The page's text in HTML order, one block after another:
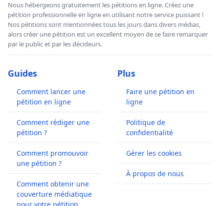
Nous hébergeons gratuitement les pétitions en ligne. Créez une
pétition professionnelle en ligne en utilisant notre service puissant !
Nos pétitions sont mentionnées tous les jours dans divers médias,
alors créer une pétition est un excellent moyen de se faire remarquer
par le public et par les décideurs.
Guides
Comment lancer une
pétition en ligne
Comment rédiger une
pétition ?
Comment promouvoir
une pétition ?
Comment obtenir une
couverture médiatique
Plus
Faire une pétition en
ligne
Politique de
confidentialité
Gérer les cookies
À propos de nous